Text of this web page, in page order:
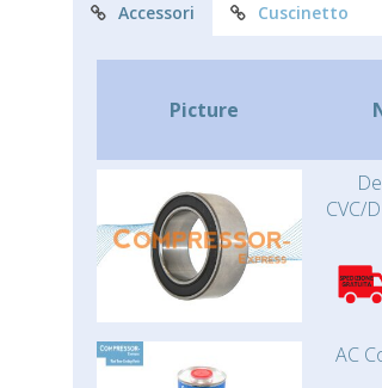
Accessori Cuscinetto
Picture
CVC/
AC